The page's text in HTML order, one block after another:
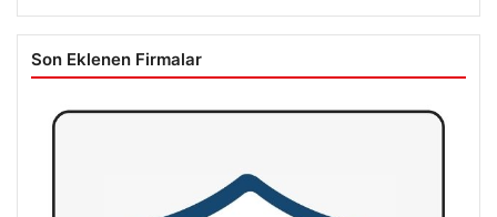
Son Eklenen Firmalar